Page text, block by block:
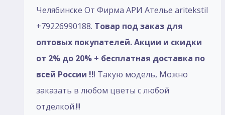
Челябинске От Фирма АРИ Ателье aritekstil
+79226990188. Товар под заказ для
оптовых покупателей. Акции и скидки
от 2% до 20% + бесплатная доставка по
всей России !!! Такую модель, Mожно
заказать в любом цветы с любой
отделкой.!!!